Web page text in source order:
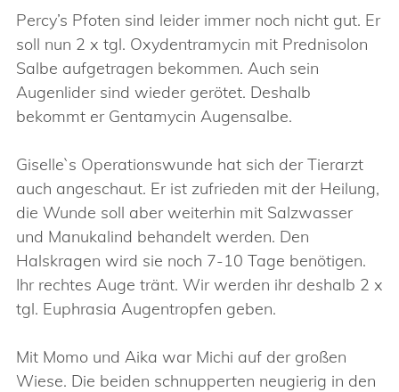
Percy’s Pfoten sind leider immer noch nicht gut. Er
soll nun 2 x tgl. Oxydentramycin mit Prednisolon
Salbe aufgetragen bekommen. Auch sein
Augenlider sind wieder gerötet. Deshalb
bekommt er Gentamycin Augensalbe.
Giselle`s Operationswunde hat sich der Tierarzt
auch angeschaut. Er ist zufrieden mit der Heilung,
die Wunde soll aber weiterhin mit Salzwasser
und Manukalind behandelt werden. Den
Halskragen wird sie noch 7-10 Tage benötigen.
Ihr rechtes Auge tränt. Wir werden ihr deshalb 2 x
tgl. Euphrasia Augentropfen geben.
Mit Momo und Aika war Michi auf der großen
Wiese. Die beiden schnupperten neugierig in den